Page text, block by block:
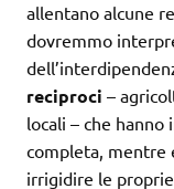
allentano alcune
dovremmo
reciproci –
locali – che
completa, mentre
irrigidire le